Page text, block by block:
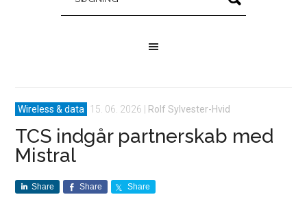
Wireless & data 15. 06. 2026 Rolf Sylvester-Hvid
TCS indgår partnerskab med
Mistral
Share Share Share